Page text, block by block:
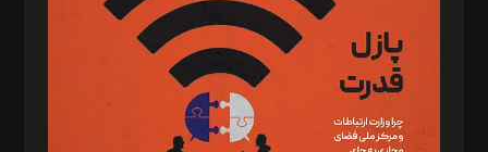
تحریریه‌: مجتبی محمود‌ی، آرش برهمند، یسنا امان‌پور، سروش کرمیان،
مصطفی مسجدی آرانی، ابوالفضل رجبی، زهرا فکرانه، فائزه فتحی
رستمی،مصطفی باستان
ویرایش: نگار استاد‌‌آقا
طراح یونیفرم: مجید توکلی